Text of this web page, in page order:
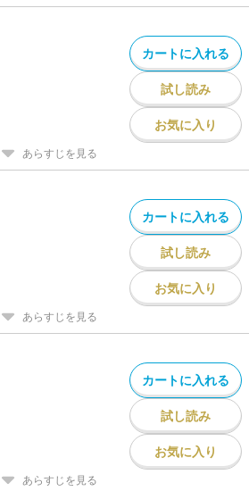
カートに入れる
試し読み
お気に入り
あらすじを見る
カートに入れる
試し読み
お気に入り
あらすじを見る
カートに入れる
試し読み
お気に入り
あらすじを見る